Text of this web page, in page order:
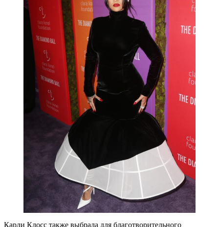
Карли Клосс также выбрала для благотворительного